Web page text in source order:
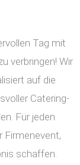
Tag mit
verbringen! Wir
auf die
Catering-
Für jeden
Firmenevent,
schaffen.